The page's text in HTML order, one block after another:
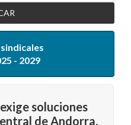
- 2029
soluciones
de Andorra,